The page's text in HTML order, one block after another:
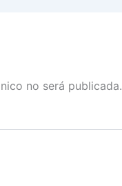
no será publicada.